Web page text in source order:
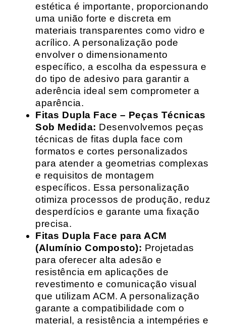
estética é importante, proporcionando
uma união forte e discreta em
materiais transparentes como vidro e
acrílico. A personalização pode
envolver o dimensionamento
específico, a escolha da espessura e
do tipo de adesivo para garantir a
aderência ideal sem comprometer a
aparência.
Fitas Dupla Face – Peças Técnicas
Sob Medida: Desenvolvemos peças
técnicas de fitas dupla face com
formatos e cortes personalizados
para atender a geometrias complexas
e requisitos de montagem
específicos. Essa personalização
otimiza processos de produção, reduz
desperdícios e garante uma fixação
precisa.
Fitas Dupla Face para ACM
(Alumínio Composto): Projetadas
para oferecer alta adesão e
resistência em aplicações de
revestimento e comunicação visual
que utilizam ACM. A personalização
garante a compatibilidade com o
material, a resistência a intempéries e